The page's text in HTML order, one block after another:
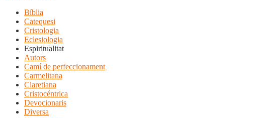
Bíblia
Catequesi
Cristologia
Eclesiologia
Espiritualitat
Autors
Camí de perfeccionament
Carmelitana
Claretiana
Cristocéntrica
Devocionaris
Diversa